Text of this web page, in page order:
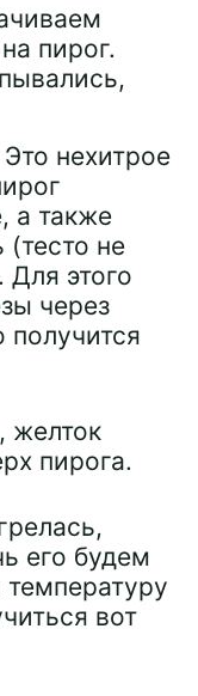
пирог.
нехитрое
а также
(тесто не
этого
через
получится
желток
пирога.
его будем
вот